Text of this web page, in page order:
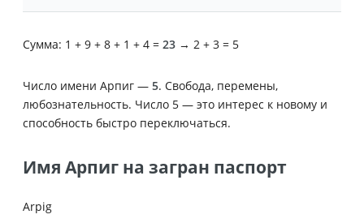
Сумма: 1 + 9 + 8 + 1 + 4 = 23 → 2 + 3 = 5
Число имени Арпиг — 5. Свобода, перемены,
любознательность. Число 5 — это интерес к новому и
способность быстро переключаться.
Имя Арпиг на загран паспорт
Arpig